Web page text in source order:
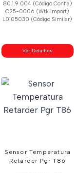
80.1.9.004 (Código Confia)
C25-0006 (Wtk Import)
L0105030 (Código Similar)
Ver Detalhes
Sensor Temperatura
Retarder Pgr T86